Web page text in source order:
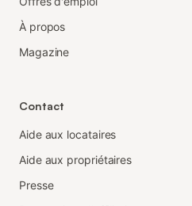
À propos
Magazine
Contact
Aide aux locataires
Aide aux propriétaires
Presse